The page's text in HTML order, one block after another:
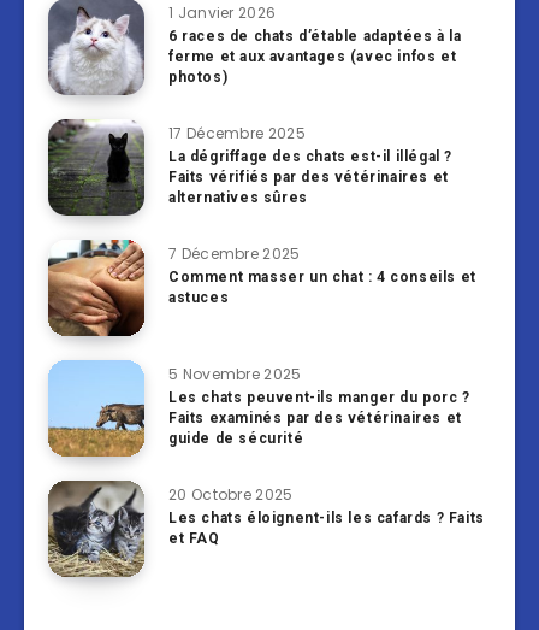
1 Janvier 2026
6 races de chats d’étable adaptées à la
ferme et aux avantages (avec infos et
photos)
17 Décembre 2025
La dégriffage des chats est-il illégal ?
Faits vérifiés par des vétérinaires et
alternatives sûres
7 Décembre 2025
Comment masser un chat : 4 conseils et
astuces
5 Novembre 2025
Les chats peuvent-ils manger du porc ?
Faits examinés par des vétérinaires et
guide de sécurité
20 Octobre 2025
Les chats éloignent-ils les cafards ? Faits
et FAQ